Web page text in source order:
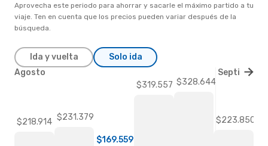
Aprovecha este periodo para ahorrar y sacarle el máximo partido a tu
viaje. Ten en cuenta que los precios pueden variar después de la
búsqueda.
Ida y vuelta Solo ida
$218.914 $231.379
$169.559
$319.557 $328.644
$223.850
Agosto Septiembre